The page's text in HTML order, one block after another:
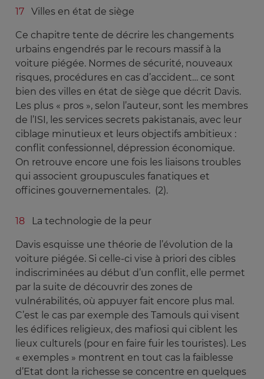
Villes en état de siège
Ce chapitre tente de décrire les changements
urbains engendrés par le recours massif à la
voiture piégée. Normes de sécurité, nouveaux
risques, procédures en cas d’accident… ce sont
bien des villes en état de siège que décrit Davis.
Les plus « pros », selon l’auteur, sont les membres
de l’ISI, les services secrets pakistanais, avec leur
ciblage minutieux et leurs objectifs ambitieux :
conflit confessionnel, dépression économique.
On retrouve encore une fois les liaisons troubles
qui associent groupuscules fanatiques et
officines gouvernementales. (2).
La technologie de la peur
Davis esquisse une théorie de l’évolution de la
voiture piégée. Si celle-ci vise à priori des cibles
indiscriminées au début d’un conflit, elle permet
par la suite de découvrir des zones de
vulnérabilités, où appuyer fait encore plus mal.
C’est le cas par exemple des Tamouls qui visent
les édifices religieux, des mafiosi qui ciblent les
lieux culturels (pour en faire fuir les touristes). Les
« exemples » montrent en tout cas la faiblesse
d’Etat dont la richesse se concentre en quelques